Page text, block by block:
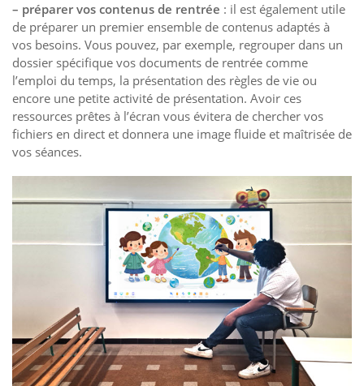
– préparer vos contenus de rentrée : il est également utile
de préparer un premier ensemble de contenus adaptés à
vos besoins. Vous pouvez, par exemple, regrouper dans un
dossier spécifique vos documents de rentrée comme
l’emploi du temps, la présentation des règles de vie ou
encore une petite activité de présentation. Avoir ces
ressources prêtes à l’écran vous évitera de chercher vos
fichiers en direct et donnera une image fluide et maîtrisée de
vos séances.